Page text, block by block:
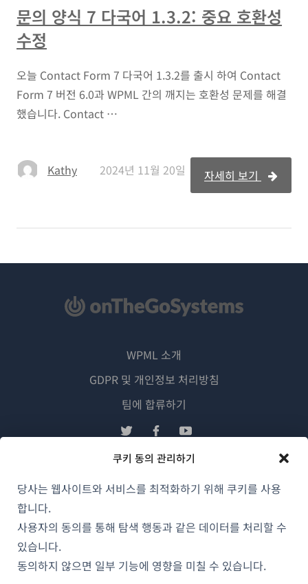
쿠키 동의 관리하기
당사는 웹사이트와 서비스를 최적화하기 위해 쿠키를 사용
합니다.
사용자의 동의를 통해 탐색 행동과 같은 데이터를 처리할 수
있습니다.
동의하지 않으면 일부 기능에 영향을 미칠 수 있습니다.
문의 양식 7 다국어 1.3.2: 중요 호환성
수정
오늘 Contact Form 7 다국어 1.3.2를 출시 하여 Contact
Form 7 버전 6.0과 WPML 간의 깨지는 호환성 문제를 해결
했습니다. Contact …
Kathy 2024년 11월 20일 자세히 보기
© 2026 OnTheGoSystems Limited
서
WPML 소개
GDPR 및 개인정보 처리방침
팀에 합류하기
창
에
서
열
림)
(새
에
서
에
서
열
(새
에
서
열